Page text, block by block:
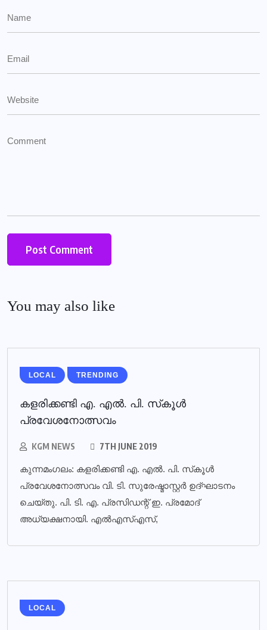
You may also like
LOCAL TRENDING
കളരിക്കണ്ടി എ. എല്‍. പി. സ്‌കൂള്‍
പ്രവേശനോത്സവം
KGM NEWS 7TH JUNE 2019
കുന്നമംഗലം: കളരിക്കണ്ടി എ. എല്‍. പി. സ്‌കൂള്‍
പ്രവേശനോത്സവം വി. ടി. സുരേഷ്മാസ്റ്റര്‍ ഉദ്ഘാടനം
ചെയ്തു. പി. ടി. എ. പ്രസിഡന്റ് ഇ. പ്രമോദ്
അധ്യക്ഷനായി. എല്‍എസ്എസ്,
LOCAL